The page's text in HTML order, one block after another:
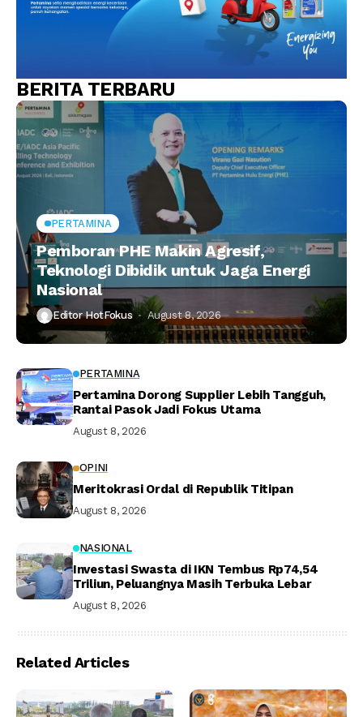
BERITA TERBARU
PERTAMINA
Pemboran PHE Makin Agresif,
Teknologi Dibidik untuk Jaga Energi
Nasional
Editor HotFokus August 8, 2026
PERTAMINA
Pertamina Dorong Supplier Lebih Tangguh,
Rantai Pasok Jadi Fokus Utama
August 8, 2026
OPINI
Meritokrasi Ordal di Republik Titipan
August 8, 2026
NASIONAL
Investasi Swasta di IKN Tembus Rp74,54
Triliun, Peluangnya Masih Terbuka Lebar
August 8, 2026
Related Articles